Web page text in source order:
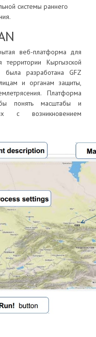
системы раннего
веб-платформа для
территории Кыргызской
была разработана GFZ
и органам защиты,
Платформа
понять масштабы и
с возникновением